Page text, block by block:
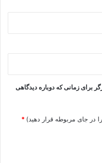
برای زمانی که دوباره دیدگاهی
جای مربوطه قرار دهید) *